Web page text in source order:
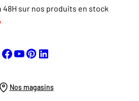
48H sur nos produits en stock
Nos magasins